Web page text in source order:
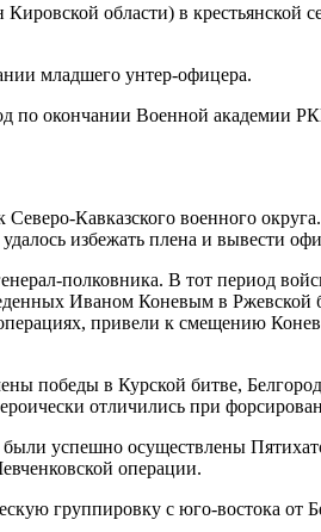
области) в крестьянской
младшего унтер-офицера.
по окончании Военной
Кавказского военного округа.
избежать плена и вывести
полковника. В тот период
Иваном Коневым в
привели к смещению
победы в Курской битве,
отличились при
успешно осуществлены
операции.
группировку с юго-востока от